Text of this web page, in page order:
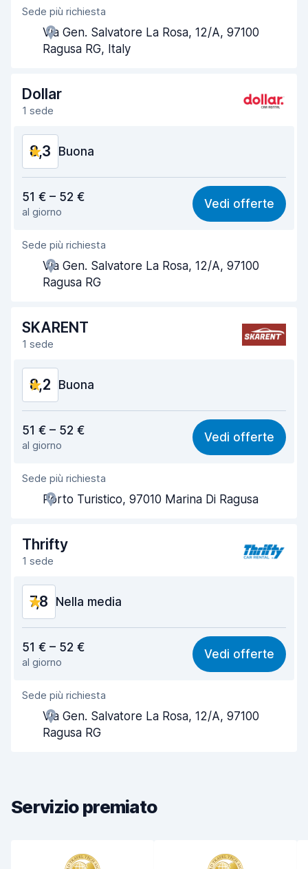
Gentilezza degli agenti
Rapidità del ritiro
Pulizia del veicolo 8,8
Condizioni dell'auto
Sede più richiesta
Via Gen. Salvatore La Rosa, 12/A, 97100
Ragusa RG, Italy
Dollar
1 sede
8,3 Buona
8,1
Facile da trovare 8,2
Gentilezza degli agenti
Rapidità del ritiro
Pulizia del veicolo 8,7
Condizioni dell'auto
51 € – 52 €
al giorno
Vedi offerte
Sede più richiesta
Via Gen. Salvatore La Rosa, 12/A, 97100
Ragusa RG
SKARENT
1 sede
8,2 Buona
8,0
Facile da trovare 8,2
Gentilezza degli agenti
Rapidità del ritiro
Rapidità della riconsegna 8,2
Condizioni dell'auto
51 € – 52 €
al giorno
Vedi offerte
Sede più richiesta
Porto Turistico, 97010 Marina Di Ragusa
Thrifty
1 sede
7,8 Nella media
7,0
Facile da trovare 8,2
Gentilezza degli agenti
Rapidità del ritiro
Condizioni dell'auto
51 € – 52 €
al giorno
Vedi offerte
Sede più richiesta
Via Gen. Salvatore La Rosa, 12/A, 97100
Ragusa RG
Servizio premiato